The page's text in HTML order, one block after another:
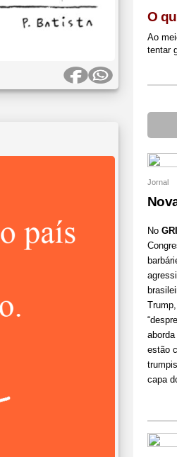
O
Ao
tentar
Jornal
No
estão
capa